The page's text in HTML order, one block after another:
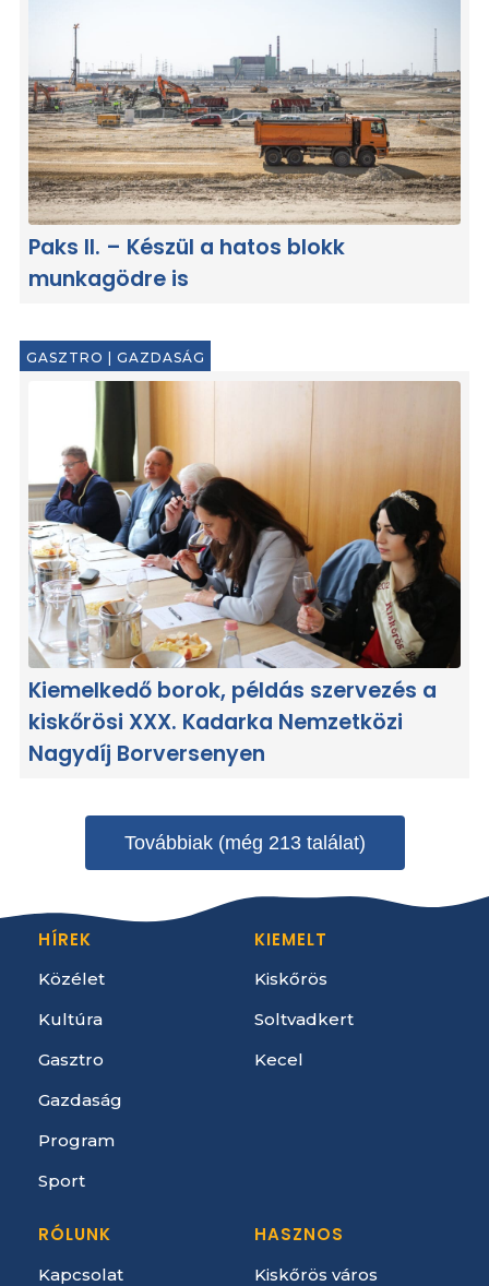
Paks II. – Készül a hatos blokk
munkagödre is
GASZTRO GAZDASÁG
Kiemelkedő borok, példás szervezés a
kiskőrösi XXX. Kadarka Nemzetközi
Nagydíj Borversenyen
Továbbiak (még 213 találat)
HÍREK
Közélet
Kultúra
Gasztro
Gazdaság
Program
Sport
KIEMELT
Kiskőrös
Soltvadkert
Kecel
RÓLUNK
Kapcsolat
HASZNOS
Kiskőrös város